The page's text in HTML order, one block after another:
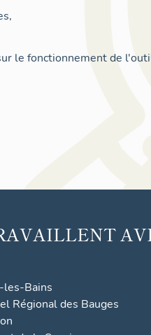
le fonctionnement de
Bains
Régional des Bauges